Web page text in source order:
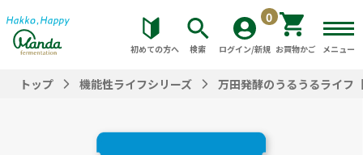
初めての方へ 検索 ログイン/新規お買物かご
0
メニュー
トップ 機能性ライフシリーズ 万田発酵のうるうるライフ